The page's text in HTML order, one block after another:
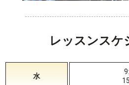
レッスンスケ
水